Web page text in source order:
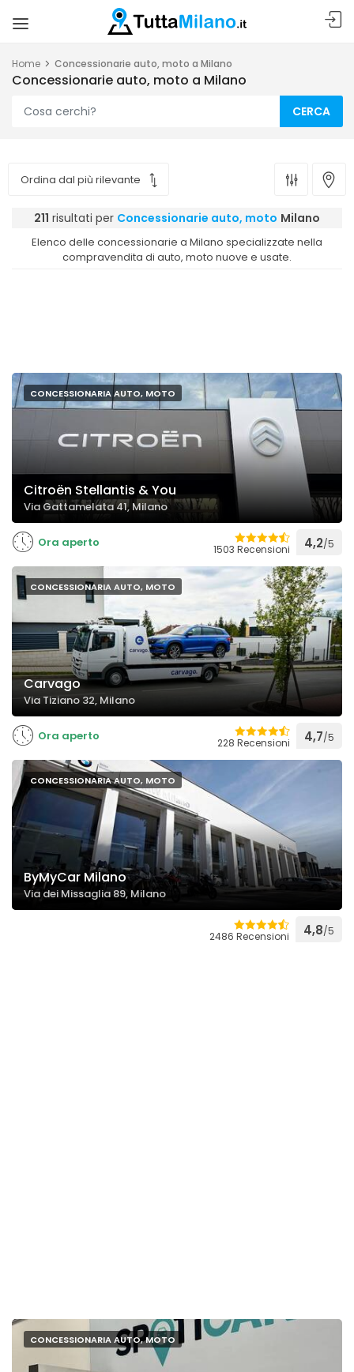
Home Concessionarie auto, moto a Milano
Concessionarie auto, moto a Milano
CERCA
211 risultati per Concessionarie auto, moto Milano
Elenco delle concessionarie a Milano specializzate nella
compravendita di auto, moto nuove e usate.
CONCESSIONARIA AUTO, MOTO
Citroën Stellantis & You
Via Gattamelata 41, Milano
Ora aperto 1503 Recensioni 4,2/5
CONCESSIONARIA AUTO, MOTO
Carvago
Via Tiziano 32, Milano
Ora aperto 228 Recensioni 4,7/5
CONCESSIONARIA AUTO, MOTO
ByMyCar Milano
Via dei Missaglia 89, Milano
2486 Recensioni 4,8/5
CONCESSIONARIA AUTO, MOTO